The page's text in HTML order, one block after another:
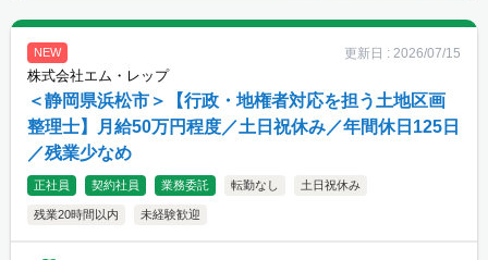
NEW 更新日 : 2026/07/15
株式会社エム・レップ
＜静岡県浜松市＞【行政・地権者対応を担う土地区画
整理士】月給50万円程度／土日祝休み／年間休日125日
／残業少なめ
正社員 契約社員 業務委託 転勤なし 土日祝休み
残業20時間以内 未経験歓迎